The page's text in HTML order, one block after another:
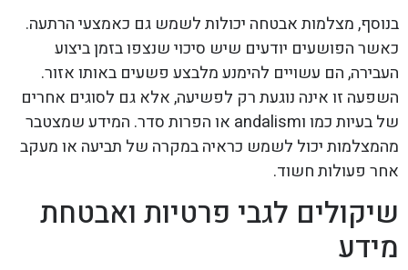
בנוסף, מצלמות אבטחה יכולות לשמש גם כאמצעי הרתעה.
כאשר הפושעים יודעים שיש סיכוי שנצפו בזמן ביצוע
העבירה, הם עשויים להימנע מלבצע פשעים באותו אזור.
השפעה זו אינה נוגעת רק לפשיעה, אלא גם לסוגים אחרים
של בעיות כמו וandalism או הפרות סדר. המידע שמצטבר
מהמצלמות יכול לשמש כראיה במקרה של תביעה או מעקב
אחר פעולות חשוד.
שיקולים לגבי פרטיות ואבטחת
מידע